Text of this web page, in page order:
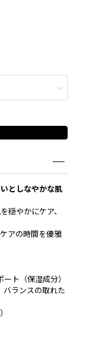
としなやかな肌
穏やかにケア、
アの時間を優雅
ト（保湿成分）
バランスの取れた